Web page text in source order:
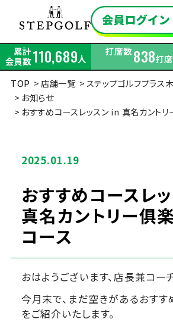
累計
会員数110,689人
打席数838打席
TOP
店舗一覧
ステップゴルフプラス
お知らせ
おすすめコースレッスン in 真名カント
2025.01.19
おすすめコースレ
真名カントリー俱
コース
おはようございます、店長兼コー
今月末で、まだ空きがあるおすす
をご紹介いたします。